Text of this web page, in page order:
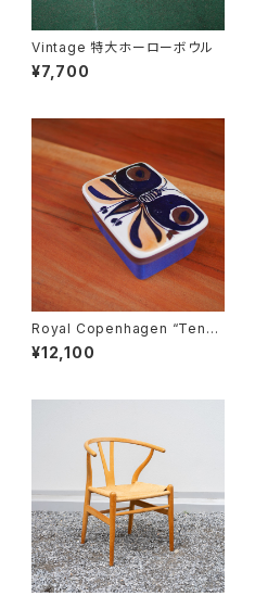
Vintage 特大ホーローボウル
¥7,700
Royal Copenhagen “Tener
a” Butter Case
¥12,100